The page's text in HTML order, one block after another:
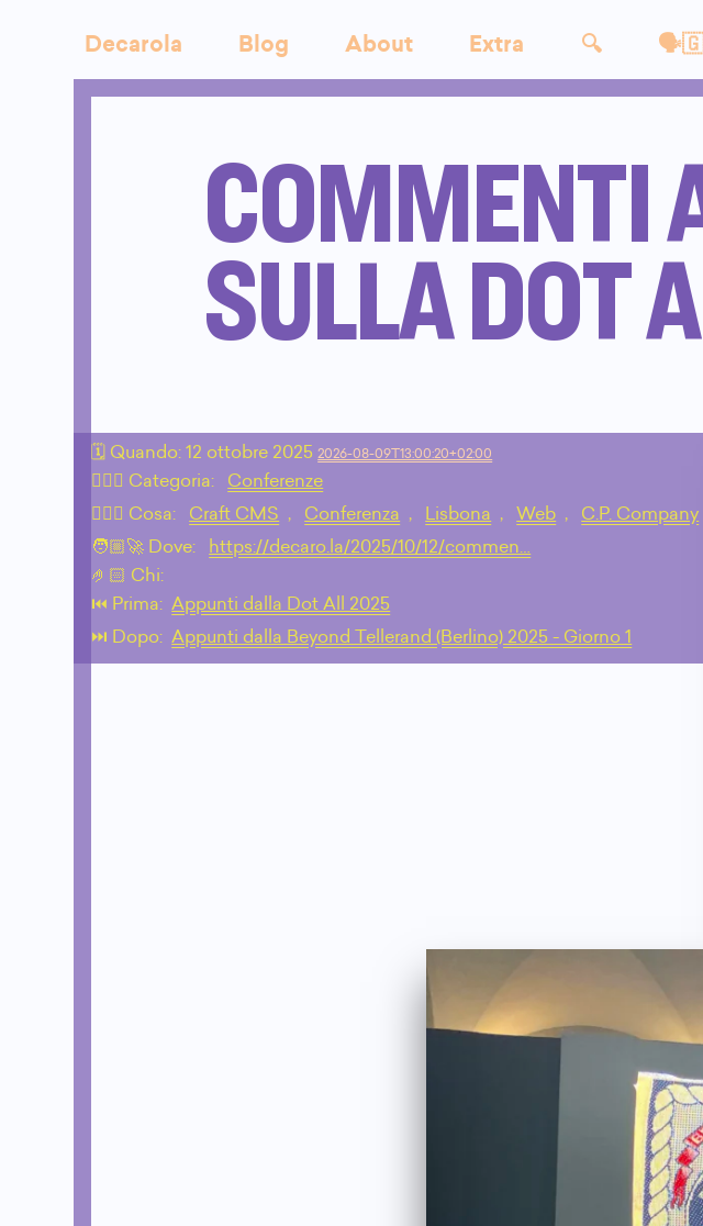
Decarola Blog About Extra 🔍
COMMENTI
SULLA DOT
🗓 Quando:12 ottobre 2025 2026-08-09T13:00:20+02:00
🙇🏻‍♂️ Categoria:
Conferenze
💁🏼‍♂️ Cosa:
Craft CMS , Conferenza , Lisbona , Web ,
C.P. Company
🧑🏼‍🚀 Dove:
https://decaro.la/2025/10/12/commen…
🤌🏻 Chi:
⏮️ Prima: Appunti dalla Dot All 2025
⏭️ Dopo: Appunti dalla Beyond Tellerand (Berlino) 2025 - Giorno 1